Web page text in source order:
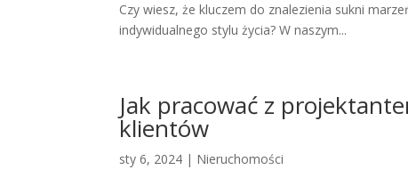
Czy wiesz, że kluczem do znalezienia sukni
indywidualnego stylu życia? W naszym...
Jak pracować z
klientów
sty 6, 2024 | Nieruchomości